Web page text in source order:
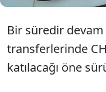
Bir süredir
transferlerinde
katılacağı öne